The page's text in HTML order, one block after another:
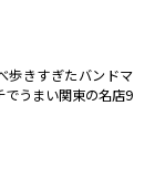
歩きすぎたバンドマ
でうまい関東の名店9